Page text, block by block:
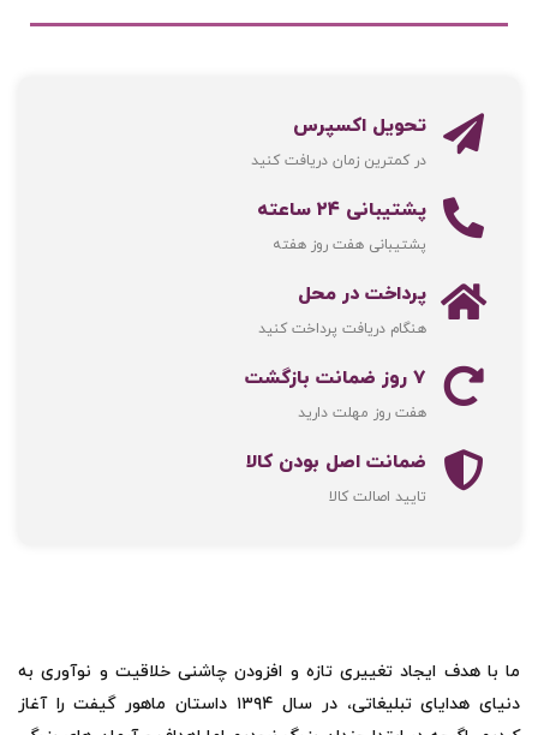
تحویل اکسپرس
در کمترین زمان دریافت کنید
پشتیبانی ۲۴ ساعته
پشتیبانی هفت روز هفته
پرداخت در محل
هنگام دریافت پرداخت کنید
۷ روز ضمانت بازگشت
هفت روز مهلت دارید
ضمانت اصل‌ بودن کالا
تایید اصالت کالا
ما با هدف ایجاد تغییری تازه و افزودن چاشنی خلاقیت و نوآوری به
دنیای هدایای تبلیغاتی، در سال ۱۳۹۴ داستان ماهور گیفت را آغاز